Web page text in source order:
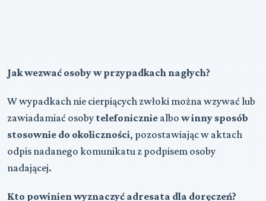
Jak wezwać osoby w przypadkach nagłych?
W wypadkach nie cierpiących zwłoki można wzywać lub
zawiadamiać osoby telefonicznie albo w inny sposób
stosownie do okoliczności, pozostawiając w aktach
odpis nadanego komunikatu z podpisem osoby
nadającej.
Kto powinien wyznaczyć adresata dla doręczeń?